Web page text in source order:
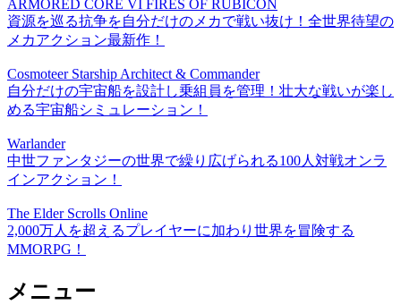
ARMORED CORE VI FIRES OF RUBICON
資源を巡る抗争を自分だけのメカで戦い抜け！全世界待望の
メカアクション最新作！
Cosmoteer Starship Architect & Commander
自分だけの宇宙船を設計し乗組員を管理！壮大な戦いが楽し
める宇宙船シミュレーション！
Warlander
中世ファンタジーの世界で繰り広げられる100人対戦オンラ
インアクション！
The Elder Scrolls Online
2,000万人を超えるプレイヤーに加わり世界を冒険する
MMORPG！
メニュー